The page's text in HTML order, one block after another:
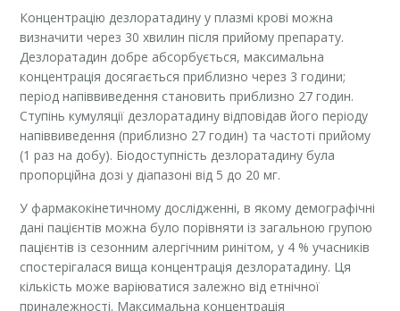
Концентрацію дезлоратадину у плазмі крові можна
визначити через 30 хвилин після прийому препарату.
Дезлоратадин добре абсорбується, максимальна
концентрація досягається приблизно через 3 години;
період напіввиведення становить приблизно 27 годин.
Ступінь кумуляції дезлоратадину відповідав його періоду
напіввиведення (приблизно 27 годин) та частоті прийому
(1 раз на добу). Біодоступність дезлоратадину була
пропорційна дозі у діапазоні від 5 до 20 мг.
У фармакокінетичному дослідженні, в якому демографічні
дані пацієнтів можна було порівняти із загальною групою
пацієнтів із сезонним алергічним ринітом, у 4 % учасників
спостерігалася вища концентрація дезлоратадину. Ця
кількість може варіюватися залежно від етнічної
приналежності. Максимальна концентрація